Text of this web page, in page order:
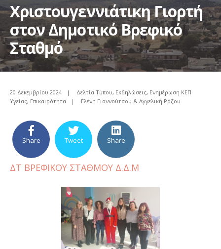
Χριστουγεννιάτικη Γιορτή
στον Δημοτικό Βρεφικό
Σταθμό
20 Δεκεμβρίου 2024 | Δελτία Τύπου, Εκδηλώσεις, Ενημέρωση ΚΕΠ
Υγείας, Επικαιρότητα | Ελένη Γιαννούτσου & Αγγελική Ράζου
Share Tweet Share
ΔΤ ΒΡΕΦΙΚΟΥ ΣΤΑΘΜΟΥ Δ.Δ.Μ